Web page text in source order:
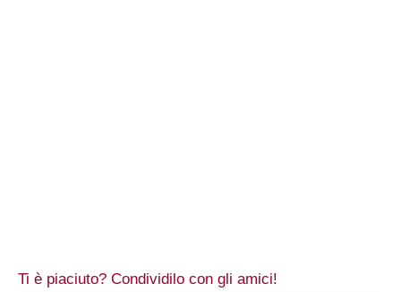
Ti è piaciuto? Condividilo con gli amici!